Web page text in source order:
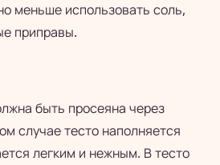
меньше использовать соль,
приправы.
быть просеяна через
случае тесто наполняется
легким и нежным. В тесто